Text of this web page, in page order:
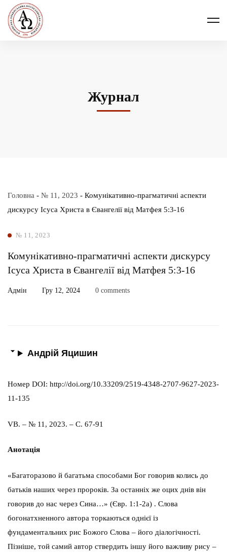
Журнал
Головна - № 11, 2023 - Комунікативно-прагматичні аспекти
дискурсу Ісуса Христа в Євангелії від Матфея 5:3-16
№ 11, 2023
Комунікативно-прагматичні аспекти дискурсу
Ісуса Христа в Євангелії від Матфея 5:3-16
Адмін Гру 12, 2024 0 comments
Андрій Яцишин
Номер DOI: http://doi.org/10.33209/2519-4348-2707-9627-2023-
11-135
VB. – № 11, 2023. – С. 67-91
Анотація
«Багаторазово й багатьма способами Бог говорив колись до
батьків наших через пророків. За останніх же оцих днів він
говорив до нас через Сина…» (Євр. 1:1-2а) . Слова
богонатхненного автора торкаються однієї із
фундаментальних рис Божого Слова – його діалогічності.
Пізніше, той самий автор ствердить іншу його важливу рису –